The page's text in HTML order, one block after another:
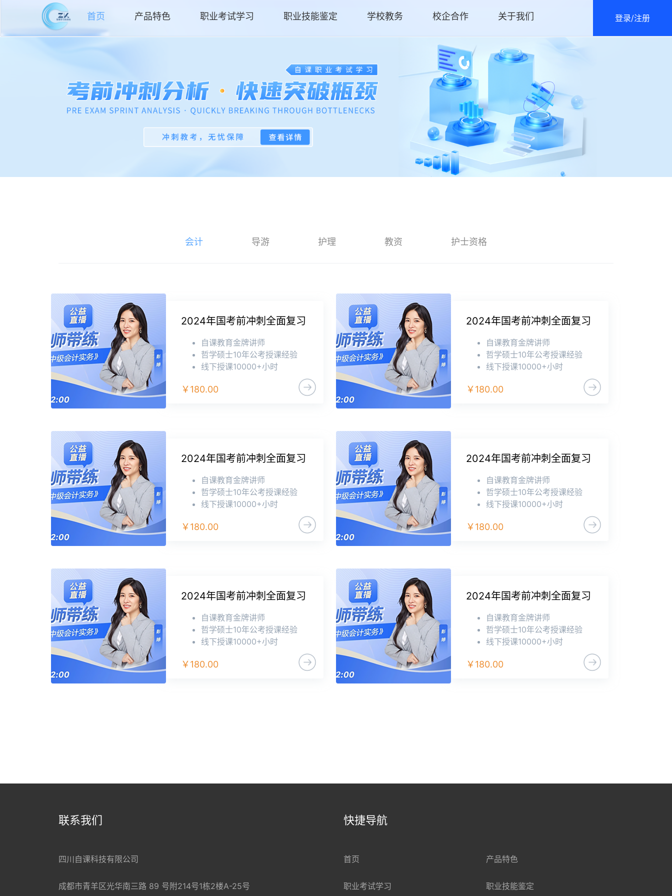
首页 产品特色 职业考试学习 职业技能鉴定 学校教务 校企合作 关于我们 登录/注册
会计 导游 护理 教资 护士资格
2024年国考前冲刺全面复习
自课教育金牌讲师
哲学硕士10年公考授课经验
线下授课10000+小时
￥180.00
2024年国考前冲刺全面复习
自课教育金牌讲师
哲学硕士10年公考授课经验
线下授课10000+小时
￥180.00
2024年国考前冲刺全面复习
自课教育金牌讲师
哲学硕士10年公考授课经验
线下授课10000+小时
￥180.00
2024年国考前冲刺全面复习
自课教育金牌讲师
哲学硕士10年公考授课经验
线下授课10000+小时
￥180.00
2024年国考前冲刺全面复习
自课教育金牌讲师
哲学硕士10年公考授课经验
线下授课10000+小时
￥180.00
2024年国考前冲刺全面复习
自课教育金牌讲师
哲学硕士10年公考授课经验
线下授课10000+小时
￥180.00
联系我们
四川自课科技有限公司
成都市青羊区光华南三路 89 号附214号1栋2楼A-25号
快捷导航
首页 产品特色
职业考试学习 职业技能鉴定